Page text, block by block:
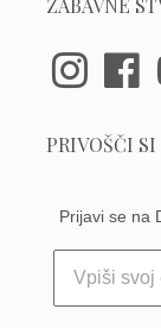
ZABAVNE
PRIVOŠČI SI
Prijavi se na